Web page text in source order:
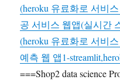
(heroku 유료화로 서비
공 서비스 웹앱(실시간
(heroku 유료화로 서비
예측 웹 앱1-
===Shop2 data science